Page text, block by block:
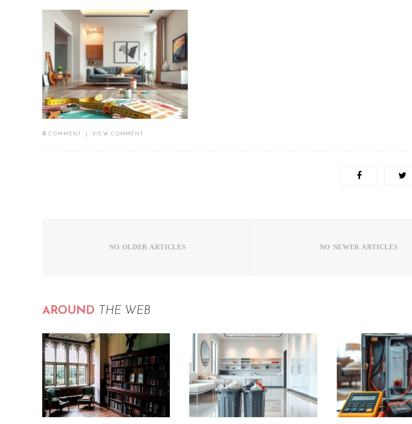
0 COMMENT VIEW COMMENT
NO OLDER ARTICLES NO NEWER ARTICLES
AROUND THE WEB